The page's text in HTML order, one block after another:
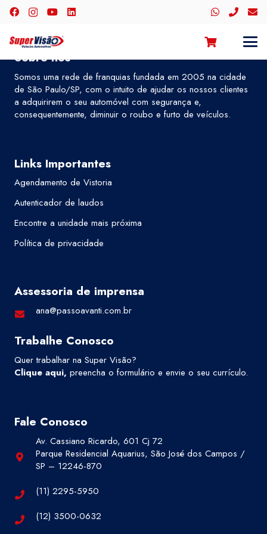
Sobre nós
Somos uma rede de franquias fundada em 2005 na cidade
de São Paulo/SP, com o intuito de ajudar os nossos clientes
a adquirirem o seu automóvel com segurança e,
consequentemente, diminuir o roubo e furto de veículos.
Links Importantes
Agendamento de Vistoria
Autenticador de laudos
Encontre a unidade mais próxima
Política de privacidade
Assessoria de imprensa
ana@passoavanti.com.br
Trabalhe Conosco
Quer trabalhar na Super Visão?
Clique aqui, preencha o formulário e envie o seu currículo.
Fale Conosco
Av. Cassiano Ricardo, 601 Cj 72
Parque Residencial Aquarius, São José dos Campos /
SP – 12246-870
(11) 2295-5950
(12) 3500-0632